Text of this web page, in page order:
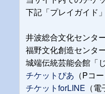
下記「プレイガイド
井波総合文化センタ
福野文化創造センタ
城端伝統芸能会館「
チケットぴあ （Pコ
チケットforLINE （